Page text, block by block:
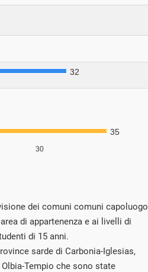
dei comuni comuni capoluogo
di appartenenza e ai livelli di
di 15 anni.
sarde di Carbonia-Iglesias,
Tempio che sono state